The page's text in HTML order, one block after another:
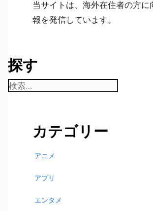
当サイトは、海外在住者の方に
報を発信しています。
探す
検
カテゴリー
アニメ
アプリ
エンタメ